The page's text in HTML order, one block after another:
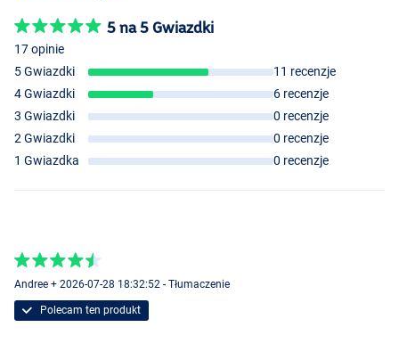
5 na 5 Gwiazdki
17 opinie
5 Gwiazdki
11 recenzje
4 Gwiazdki
6 recenzje
3 Gwiazdki
0 recenzje
2 Gwiazdki
0 recenzje
1 Gwiazdka
0 recenzje
Andree + 2026-07-28 18:32:52 - Tłumaczenie
Polecam ten produkt